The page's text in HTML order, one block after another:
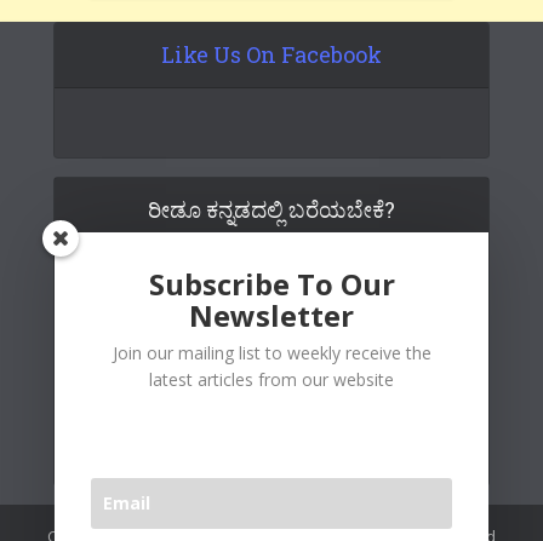
Like Us On Facebook
ರೀಡೂ ಕನ್ನಡದಲ್ಲಿ ಬರೆಯಬೇಕೆ?
Copywrite© 2026 Readoo Media Private Limited. Created and
Subscribe To Our
Newsletter
Join our mailing list to weekly receive the
latest articles from our website